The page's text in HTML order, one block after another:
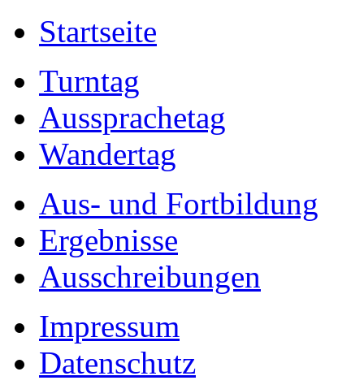
Startseite
Turntag
Aussprachetag
Wandertag
Aus- und Fortbildung
Ergebnisse
Ausschreibungen
Impressum
Datenschutz